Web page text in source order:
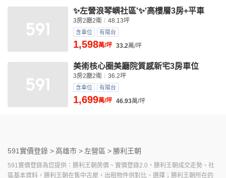
✨️左營浪琴嶼社區'✨'高樓層3房+平車
3房2廳2衛 48.13坪
含車位 有陽台
1,598萬/坪 33.2萬/坪
美術核心圈美廳院質感新宅3房車位
3房2廳2衛 36.2坪
含車位 有陽台
1,699萬/坪 46.93萬/坪
591實價登錄 >高雄市 > 左營區 > 勝利王朝
591實價登錄為您提供：勝利王朝房價、實價登錄2.0，勝利王朝成交走勢、社
區基本資料，勝利王朝在售中古屋，出租物件供對比、選擇；勝利王朝所在的